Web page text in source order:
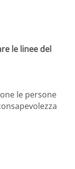
le linee del
le persone